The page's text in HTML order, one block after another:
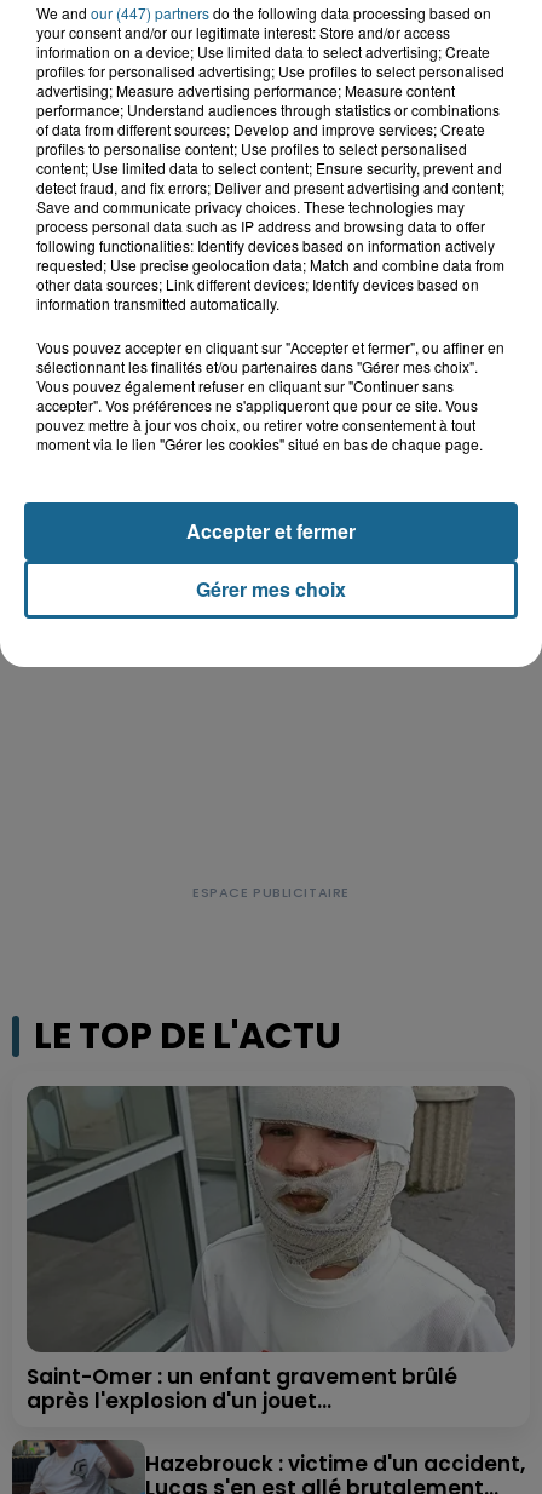
TOUTE L'ACTU LOCALE
17h06
Hazebrouck : bientôt une Maison France
Services "pour rapporter des...
16h47
Inquiétude à Arques : Mathieu, 30 ans,
activement recherché
Foot, Boulogne-sur-Mer : Grégory Thil,
un directeur sportif à...
préparer la saison du renouveau
LE TOP DE L'ACTU
Saint-Omer : un enfant gravement brûlé
après l'explosion d'un jouet...
Hazebrouck : victime d'un accident,
We and our (447) partnersdo the following data processing based on
your consent and/or our legitimate interest: Store and/or access
information on a device; Use limited data to select advertising; Create
profiles for personalised advertising; Use profiles to select personalised
advertising; Measure advertising performance; Measure content
performance; Understand audiences through statistics or combinations
of data from different sources; Develop and improve services; Create
profiles to personalise content; Use profiles to select personalised
content; Use limited data to select content; Ensure security, prevent and
detect fraud, and fix errors; Deliver and present advertising and content;
Save and communicate privacy choices. These technologies may
process personal data such as IP address and browsing data to offer
following functionalities: Identify devices based on information actively
requested; Use precise geolocation data; Match and combine data from
other data sources; Link different devices; Identify devices based on
information transmitted automatically.
Vous pouvez accepter en cliquant sur "Accepter et fermer", ou affiner en
sélectionnant les finalités et/ou partenaires dans "Gérer mes choix".
Vous pouvez également refuser en cliquant sur "Continuer sans
accepter". Vos préférences ne s'appliqueront que pour ce site. Vous
pouvez mettre à jour vos choix, ou retirer votre consentement à tout
moment via le lien "Gérer les cookies" situé en bas de chaque page.
Gérer mes choix
Accepter et fermer